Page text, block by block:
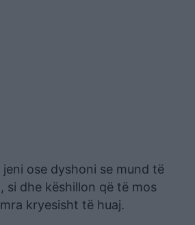
ose dyshoni se mund të
si dhe këshillon që të mos
kryesisht të huaj.